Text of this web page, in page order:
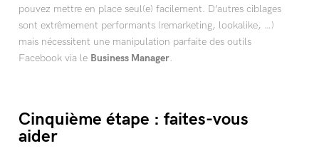
pouvez mettre en place seul(e) facilement. D’autres ciblages
sont extrêmement performants (remarketing, lookalike, …)
mais nécessitent une manipulation parfaite des outils
Facebook via le Business Manager.
Cinquième étape : faites-vous
aider